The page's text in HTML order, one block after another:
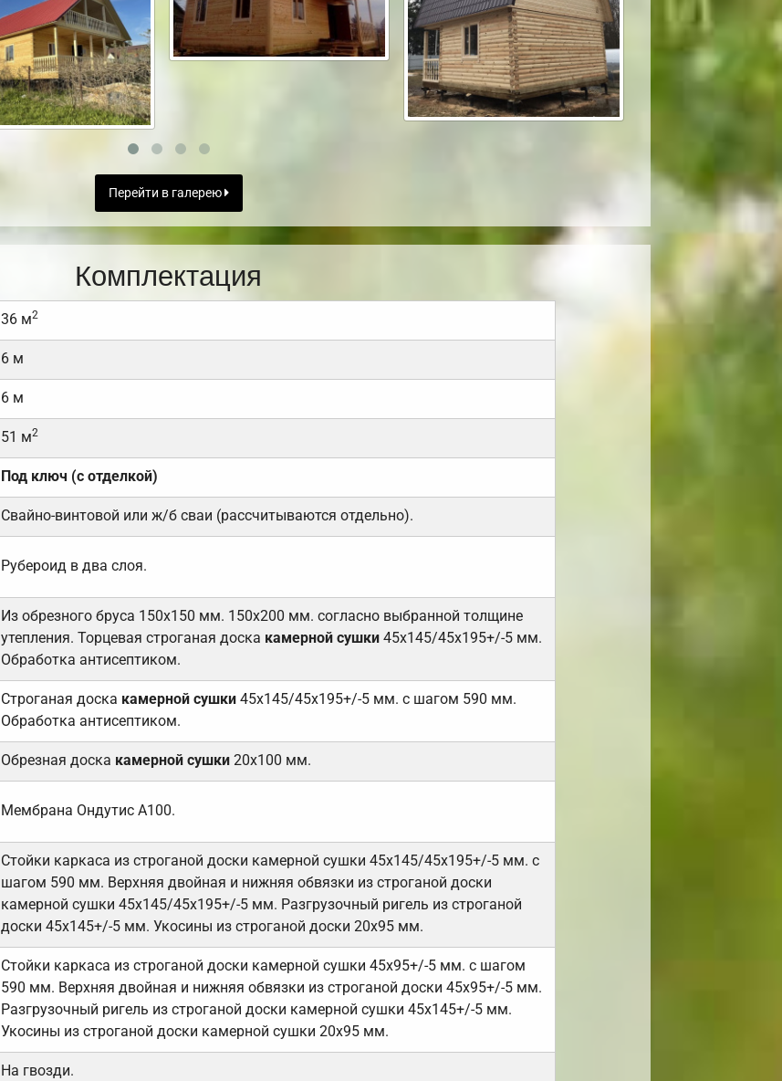
Перейти в галерею
Комплектация
36 м2
6 м
6 м
51 м2
Под ключ (с отделкой)
Свайно-винтовой или ж/б сваи (рассчитываются отдельно).
Рубероид в два слоя.
Из обрезного бруса 150х150 мм. 150х200 мм. согласно выбранной толщине
утепления. Торцевая строганая доска камерной сушки45х145/45х195+/-5 мм.
Обработка антисептиком.
Строганая доска камерной сушки 45х145/45х195+/-5 мм. с шагом 590 мм.
Обработка антисептиком.
Обрезная доска камерной сушки20х100 мм.
Мембрана Ондутис А100.
Стойки каркаса из строганой доски камерной сушки 45х145/45х195+/-5 мм. с
шагом 590 мм. Верхняя двойная и нижняя обвязки из строганой доски
камерной сушки 45х145/45х195+/-5 мм. Разгрузочный ригель из строганой
доски 45х145+/-5 мм. Укосины из строганой доски 20х95 мм.
Стойки каркаса из строганой доски камерной сушки 45х95+/-5 мм. с шагом
590 мм. Верхняя двойная и нижняя обвязки из строганой доски 45х95+/-5 мм.
Разгрузочный ригель из строганой доски камерной сушки 45х145+/-5 мм.
Укосины из строганой доски камерной сушки 20х95 мм.
На гвозди.